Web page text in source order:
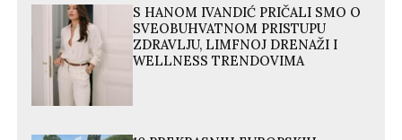
S HANOM IVANDIĆ PRIČALI SMO O
SVEOBUHVATNOM PRISTUPU
ZDRAVLJU, LIMFNOJ DRENAŽI I
WELLNESS TRENDOVIMA